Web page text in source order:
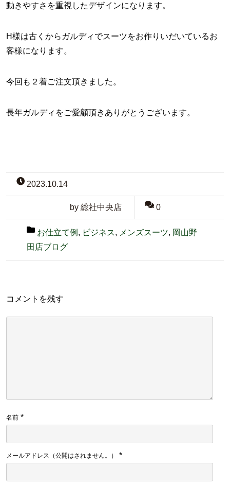
動きやすさを重視したデザインになります。
H様は古くからガルディでスーツをお作りいだいているお
客様になります。
今回も２着ご注文頂きました。
長年ガルディをご愛顧頂きありがとうございます。
2023.10.14
by 総社中央店 0
お仕立て例 , ビジネス, メンズスーツ, 岡山野
田店ブログ
コメントを残す
名前 *
メールアドレス（公開はされません。） *